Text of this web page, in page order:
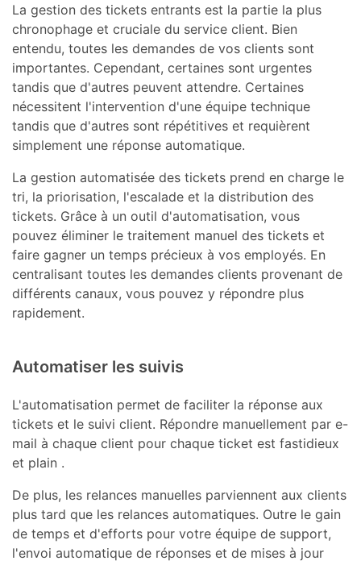
La gestion des tickets entrants est la partie la plus
chronophage et cruciale du service client. Bien
entendu, toutes les demandes de vos clients sont
importantes. Cependant, certaines sont urgentes
tandis que d'autres peuvent attendre. Certaines
nécessitent l'intervention d'une équipe technique
tandis que d'autres sont répétitives et requièrent
simplement une réponse automatique.
La gestion automatisée des tickets prend en charge le
tri, la priorisation, l'escalade et la distribution des
tickets. Grâce à un outil d'automatisation, vous
pouvez éliminer le traitement manuel des tickets et
faire gagner un temps précieux à vos employés. En
centralisant toutes les demandes clients provenant de
différents canaux, vous pouvez y répondre plus
rapidement.
Automatiser les suivis
L'automatisation permet de faciliter la réponse aux
tickets et le suivi client. Répondre manuellement par e-
mail à chaque client pour chaque ticket est fastidieux
et plain .
De plus, les relances manuelles parviennent aux clients
plus tard que les relances automatiques. Outre le gain
de temps et d'efforts pour votre équipe de support,
l'envoi automatique de réponses et de mises à jour